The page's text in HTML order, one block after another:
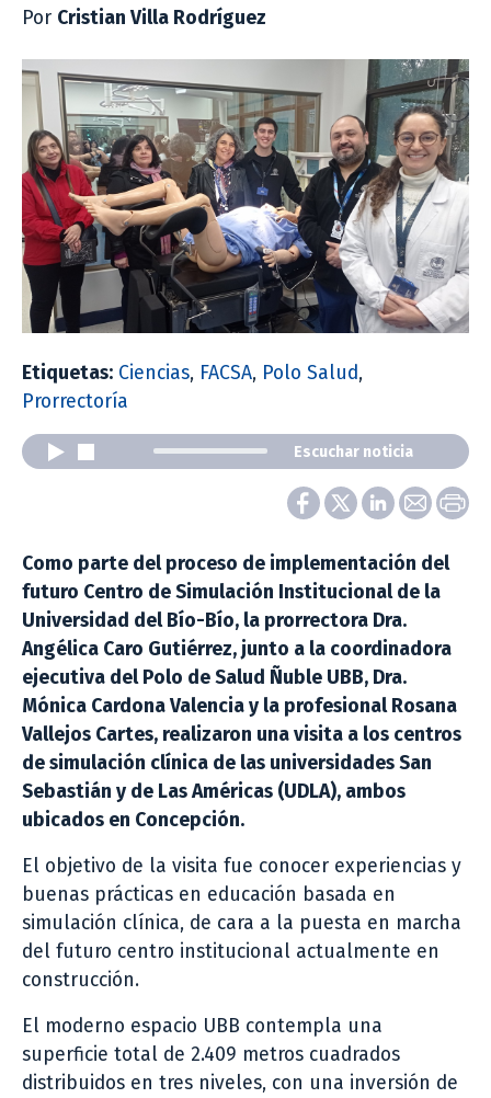
Por Cristian Villa Rodríguez
Etiquetas: Ciencias, FACSA, Polo Salud,
Prorrectoría
Escuchar noticia
Como parte del proceso de implementación del
futuro Centro de Simulación Institucional de la
Universidad del Bío-Bío, la prorrectora Dra.
Angélica Caro Gutiérrez, junto a la coordinadora
ejecutiva del Polo de Salud Ñuble UBB, Dra.
Mónica Cardona Valencia y la profesional Rosana
Vallejos Cartes, realizaron una visita a los centros
de simulación clínica de las universidades San
Sebastián y de Las Américas (UDLA), ambos
ubicados en Concepción.
El objetivo de la visita fue conocer experiencias y
buenas prácticas en educación basada en
simulación clínica, de cara a la puesta en marcha
del futuro centro institucional actualmente en
construcción.
El moderno espacio UBB contempla una
superficie total de 2.409 metros cuadrados
distribuidos en tres niveles, con una inversión de